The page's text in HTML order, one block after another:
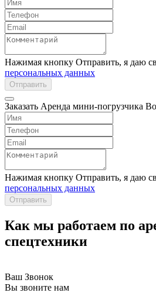
Нажимая кнопку Отправить, я даю
персональных данных
Отправить
Заказать Аренда мини-погрузчика
Нажимая кнопку Отправить, я даю
персональных данных
Отправить
Как мы работаем по
спецтехники
Ваш Звонок
Вы звоните нам